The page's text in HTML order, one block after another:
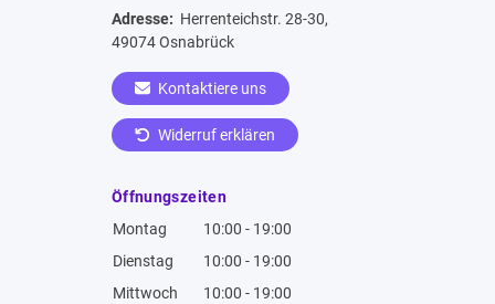
Adresse: Herrenteichstr. 28-30,
49074 Osnabrück
Kontaktiere uns
Widerruf erklären
Öffnungszeiten
Montag
10:00 - 19:00
Dienstag
10:00 - 19:00
Mittwoch
10:00 - 19:00